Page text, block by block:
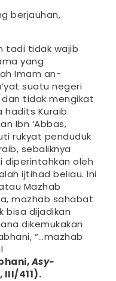
berjauhan,
tadi tidak wajib
yang
Imam an-
suatu negeri
tidak mengikat
hadits Kuraib
Ibn ‘Abbas,
rukyat penduduk
sebaliknya
diperintahkan oleh
ijtihad beliau. Ini
Mazhab
mazhab sahabat
bisa dijadikan
dikemukakan
“…mazhab
Asy-
, III/411).